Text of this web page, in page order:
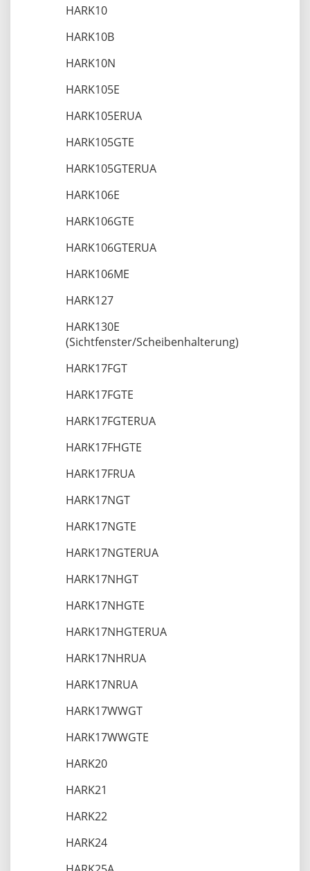
HARK10
HARK10B
HARK10N
HARK105E
HARK105ERUA
HARK105GTE
HARK105GTERUA
HARK106E
HARK106GTE
HARK106GTERUA
HARK106ME
HARK127
HARK130E
(Sichtfenster/Scheibenhalterung)
HARK17FGT
HARK17FGTE
HARK17FGTERUA
HARK17FHGTE
HARK17FRUA
HARK17NGT
HARK17NGTE
HARK17NGTERUA
HARK17NHGT
HARK17NHGTE
HARK17NHGTERUA
HARK17NHRUA
HARK17NRUA
HARK17WWGT
HARK17WWGTE
HARK20
HARK21
HARK22
HARK24